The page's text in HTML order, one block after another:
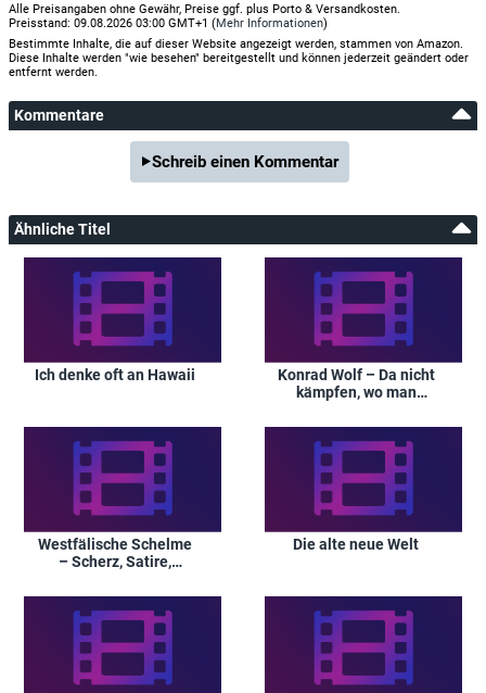
Alle Preisangaben ohne Gewähr, Preise ggf. plus Porto & Versandkosten.
Preisstand: 09.08.2026 03:00 GMT+1 (Mehr Informationen)
Bestimmte Inhalte, die auf dieser Website angezeigt werden, stammen von Amazon.
Diese Inhalte werden "wie besehen" bereitgestellt und können jederzeit geändert oder
entfernt werden.
Kommentare
Schreib einen Kommentar
Ähnliche Titel
Ich denke oft an Hawaii
Konrad Wolf – Da nicht
kämpfen, wo man
Verrat
Westfälische Schelme
– Scherz, Satire,
Bedeutung
Die alte neue Welt